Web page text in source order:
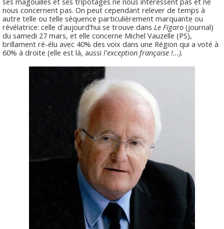
nous concernent pas. On peut cependant relever de temps à
autre telle ou telle séquence particulièrement marquante ou
révélatrice: celle d'aujourd'hui se trouve dans Le Figaro (journal)
du samedi 27 mars, et elle concerne Michel Vauzelle (PS),
brillament ré-élu avec 40% des voix dans une Région qui a voté à
60% à droite (elle est là, aussi l'exception française !...).